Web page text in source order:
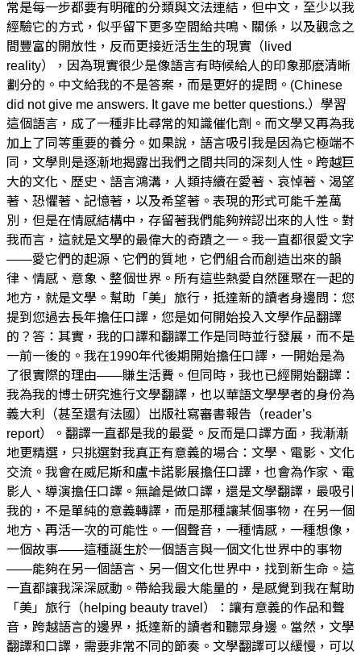
常是每一步都要有明確的分類與文法連結，但中文，至少以我
經驗它的方式，似乎留下更多空間給共鳴、關係，以及觀念之
間豐富的開放性，反而更接近活生生的現實（lived
reality），因為現實很少是像語言有時候給人的印象那麽清晰
劃分的。中文給我的不是答案，而是更好的提問。(Chinese
did not give me answers. It gave me better questions.）學習
這個語言，成了一種非比尋常的知識催化劑。而文學又再為我
加上了同等重要的養分。如果說，語言吸引我是因為它極端不
同，文學則是逐漸地揭露出我們之間共同的深刻人性。跨越巨
大的文化、歷史、語言鴻溝，人類持續在愛著、哀悼著、渴望
著、恐懼著、記憶著，以及希望著。表現的形式可能千差萬
別，但是在情感結構中，存留著我們能夠辨認出來的人性。對
我而言，這就是文學的最偉大的奇蹟之一。我一直都很愛文字
——愛它們的起源、它們的質地，它們組合而創造出來的韻
律、情感、意象、整個世界。所有這些熱愛自然匯聚在一起的
地方，就是文學。幫助「美」旅行，抵達新的讀者身邊問：您
提到您過去長年擔任口譯，您是如何開始投入文學作品翻譯
的？答：其實，我的口譯和翻譯工作是同時並行發展，而不是
一前一後的。我在1990年代後期開始擔任口譯，一開始是為
了很實際的理由——賺生活費。但同時，我也已經開始翻譯：
我為我的博士研究進行文學翻譯，也以華語文學學者的身份為
義大利（甚至還有法國）出版社寫審書報告（reader’s
report）。翻譯一直都是我的最愛。反而是口譯方面，我漸漸
地更精選，只挑選對我真正有意義的場合：文學、電影、文化
交流。我會在威尼斯和盧卡諾影展擔任口譯，也會為作家、電
影人、導演擔任口譯。無論是做口譯，還是文學翻譯，最吸引
我的，不是單純的意義轉譯，而是那種讓某個事物，在另一個
地方、再活一次的可能性。一個聲音，一種情感，一種想像，
一個故事——這種誕生於一個語言與一個文化世界中的事物
——能夠在另一個語言、另一個文化世界中，找到新生命。這
一直都讓我深深感動。帶給我最大能量的，是感覺到我在幫助
「美」旅行（helping beauty travel）：讓有意義的作品和聲
音，跨越語言的邊界，抵達新的讀者和聽眾身邊。當然，文學
翻譯和口譯，需要非常不同的節奏。文學翻譯可以緩慢，可以